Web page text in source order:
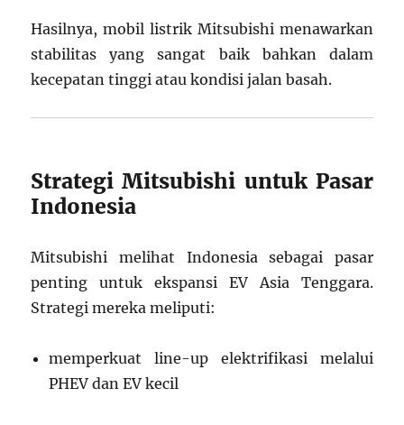
Hasilnya, mobil listrik Mitsubishi menawarkan
stabilitas yang sangat baik bahkan dalam
kecepatan tinggi atau kondisi jalan basah.
Strategi Mitsubishi untuk Pasar
Indonesia
Mitsubishi melihat Indonesia sebagai pasar
penting untuk ekspansi EV Asia Tenggara.
Strategi mereka meliputi:
memperkuat line-up elektrifikasi melalui
PHEV dan EV kecil